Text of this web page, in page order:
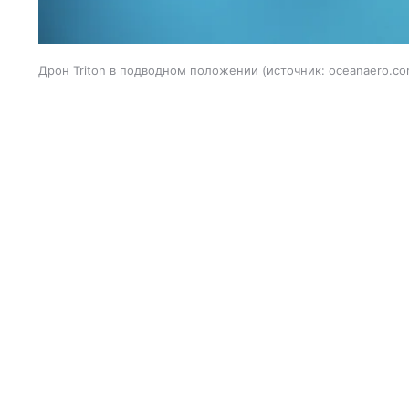
Дрон Triton в подводном положении источник: